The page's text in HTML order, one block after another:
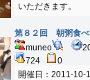
いただきます。
第８２回 朝粥食べ
muneo
724
0
開催日：2011-10-